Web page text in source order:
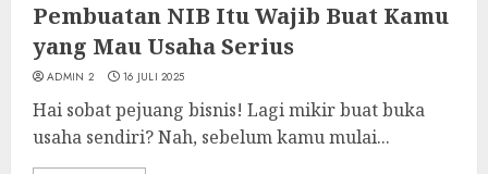
Pembuatan NIB Itu Wajib Buat Kamu
yang Mau Usaha Serius
ADMIN 2 16 JULI 2025
Hai sobat pejuang bisnis! Lagi mikir buat buka
usaha sendiri? Nah, sebelum kamu mulai...